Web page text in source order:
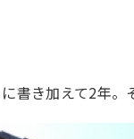
書き加えて2年。